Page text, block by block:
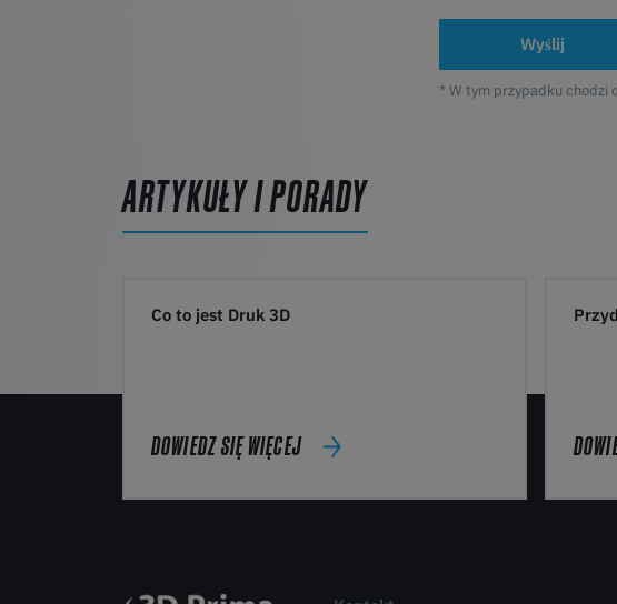
Wyślij
* W tym przypadku chodzi
ARTYKUŁY I PORADY
Co to jest Druk 3D
DOWIEDZ SIĘ WIĘCEJ